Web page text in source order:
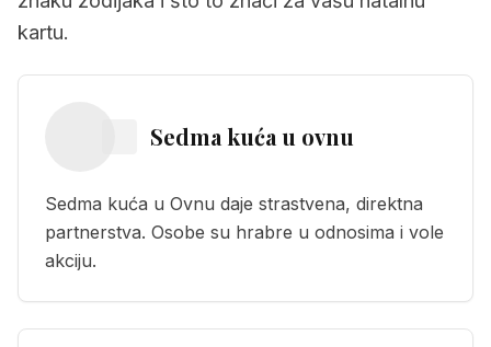
kartu.
Sedma kuća u ovnu
Sedma kuća u Ovnu daje strastvena, direktna
partnerstva. Osobe su hrabre u odnosima i vole
akciju.